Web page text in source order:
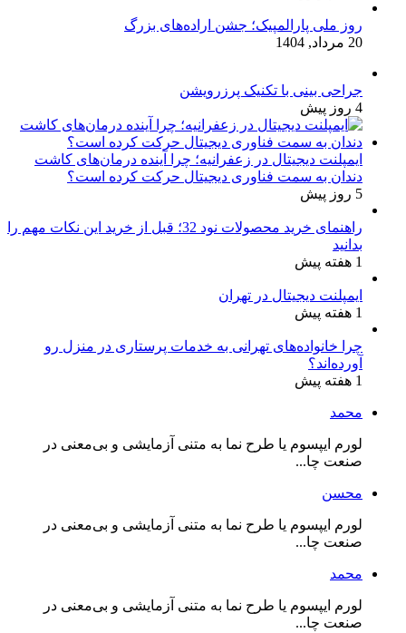
روز ملی پارالمپیک؛ جشن اراده‌های بزرگ
20 مرداد, 1404
جراحی بینی با تکنیک پرزرویشن
4 روز پیش
ایمپلنت دیجیتال در زعفرانیه؛ چرا آینده درمان‌های کاشت
دندان به سمت فناوری دیجیتال حرکت کرده است؟
5 روز پیش
راهنمای خرید محصولات نود 32؛ قبل از خرید این نکات مهم را
بدانید
1 هفته پیش
ایمپلنت دیجیتال در تهران
1 هفته پیش
چرا خانواده‌های تهرانی به خدمات پرستاری در منزل رو
آورده‌اند؟
1 هفته پیش
محمد
لورم ایپسوم یا طرح‌ نما به متنی آزمایشی و بی‌معنی در
صنعت چا...
محسن
لورم ایپسوم یا طرح‌ نما به متنی آزمایشی و بی‌معنی در
صنعت چا...
محمد
لورم ایپسوم یا طرح‌ نما به متنی آزمایشی و بی‌معنی در
صنعت چا...